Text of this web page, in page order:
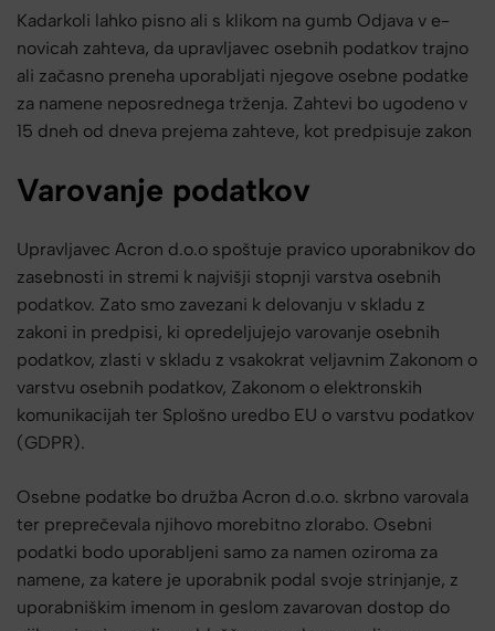
Kadarkoli lahko pisno ali s klikom na gumb Odjava v e-
novicah zahteva, da upravljavec osebnih podatkov trajno
ali začasno preneha uporabljati njegove osebne podatke
za namene neposrednega trženja. Zahtevi bo ugodeno v
15 dneh od dneva prejema zahteve, kot predpisuje zakon
Varovanje podatkov
Upravljavec Acron d.o.o spoštuje pravico uporabnikov do
zasebnosti in stremi k najvišji stopnji varstva osebnih
podatkov. Zato smo zavezani k delovanju v skladu z
zakoni in predpisi, ki opredeljujejo varovanje osebnih
podatkov, zlasti v skladu z vsakokrat veljavnim Zakonom o
varstvu osebnih podatkov, Zakonom o elektronskih
komunikacijah ter Splošno uredbo EU o varstvu podatkov
(GDPR).
Osebne podatke bo družba Acron d.o.o. skrbno varovala
ter preprečevala njihovo morebitno zlorabo. Osebni
podatki bodo uporabljeni samo za namen oziroma za
namene, za katere je uporabnik podal svoje strinjanje, z
uporabniškim imenom in geslom zavarovan dostop do